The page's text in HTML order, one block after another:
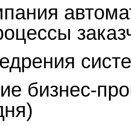
бизнес-